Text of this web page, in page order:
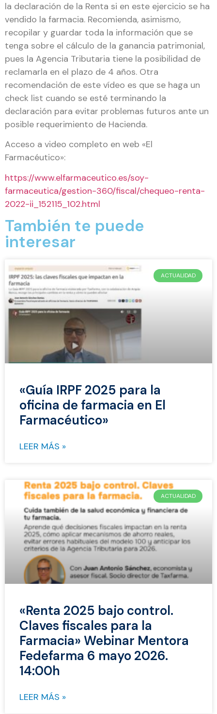
la declaración de la Renta si en este ejercicio se ha
vendido la farmacia. Recomienda, asimismo,
recopilar y guardar toda la información que se
tenga sobre el cálculo de la ganancia patrimonial,
pues la Agencia Tributaria tiene la posibilidad de
reclamarla en el plazo de 4 años. Otra
recomendación de este vídeo es que se haga un
check list cuando se esté terminando la
declaración para evitar problemas futuros ante un
posible requerimiento de Hacienda.
Acceso a video completo en web «El
Farmacéutico»:
https://www.elfarmaceutico.es/soy-
farmaceutica/gestion-360/fiscal/chequeo-renta-
2022-ii_152115_102.html
También te puede
interesar
ACTUALIDAD
«Guía IRPF 2025 para la
oficina de farmacia en El
Farmacéutico»
LEER MÁS »
ACTUALIDAD
«Renta 2025 bajo control.
Claves fiscales para la
Farmacia» Webinar Mentora
Fedefarma 6 mayo 2026.
14:00h
LEER MÁS »